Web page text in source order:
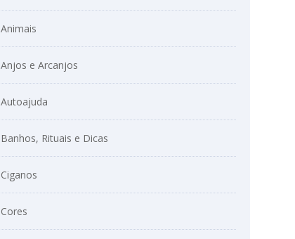
Animais
Anjos e Arcanjos
Autoajuda
Banhos, Rituais e Dicas
Ciganos
Cores